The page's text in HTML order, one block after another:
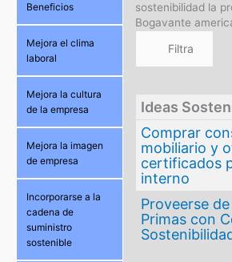
Beneficios
Mejora el clima
laboral
Mejora la cultura
de la empresa
Mejora la imagen
de empresa
Incorporarse a la
cadena de
suministro
sostenible
sostenibilidad la
Bogavante
Ideas
Comprar
mobiliario y
certificados
interno
Proveerse
Primas con